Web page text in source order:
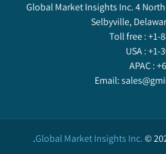
Global Market Insights Inc. 4
Selbyville,
Toll free :+1-
USA :+1-
APAC :
Email:
Global Market Insights Inc.©